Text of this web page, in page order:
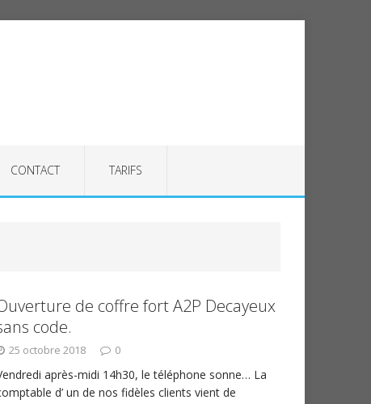
CONTACT TARIFS
de coffre fort A2P Decayeux
code.
25 octobre 2018 0
après-midi 14h30, le téléphone sonne… La
d’ un de nos fidèles clients vient de